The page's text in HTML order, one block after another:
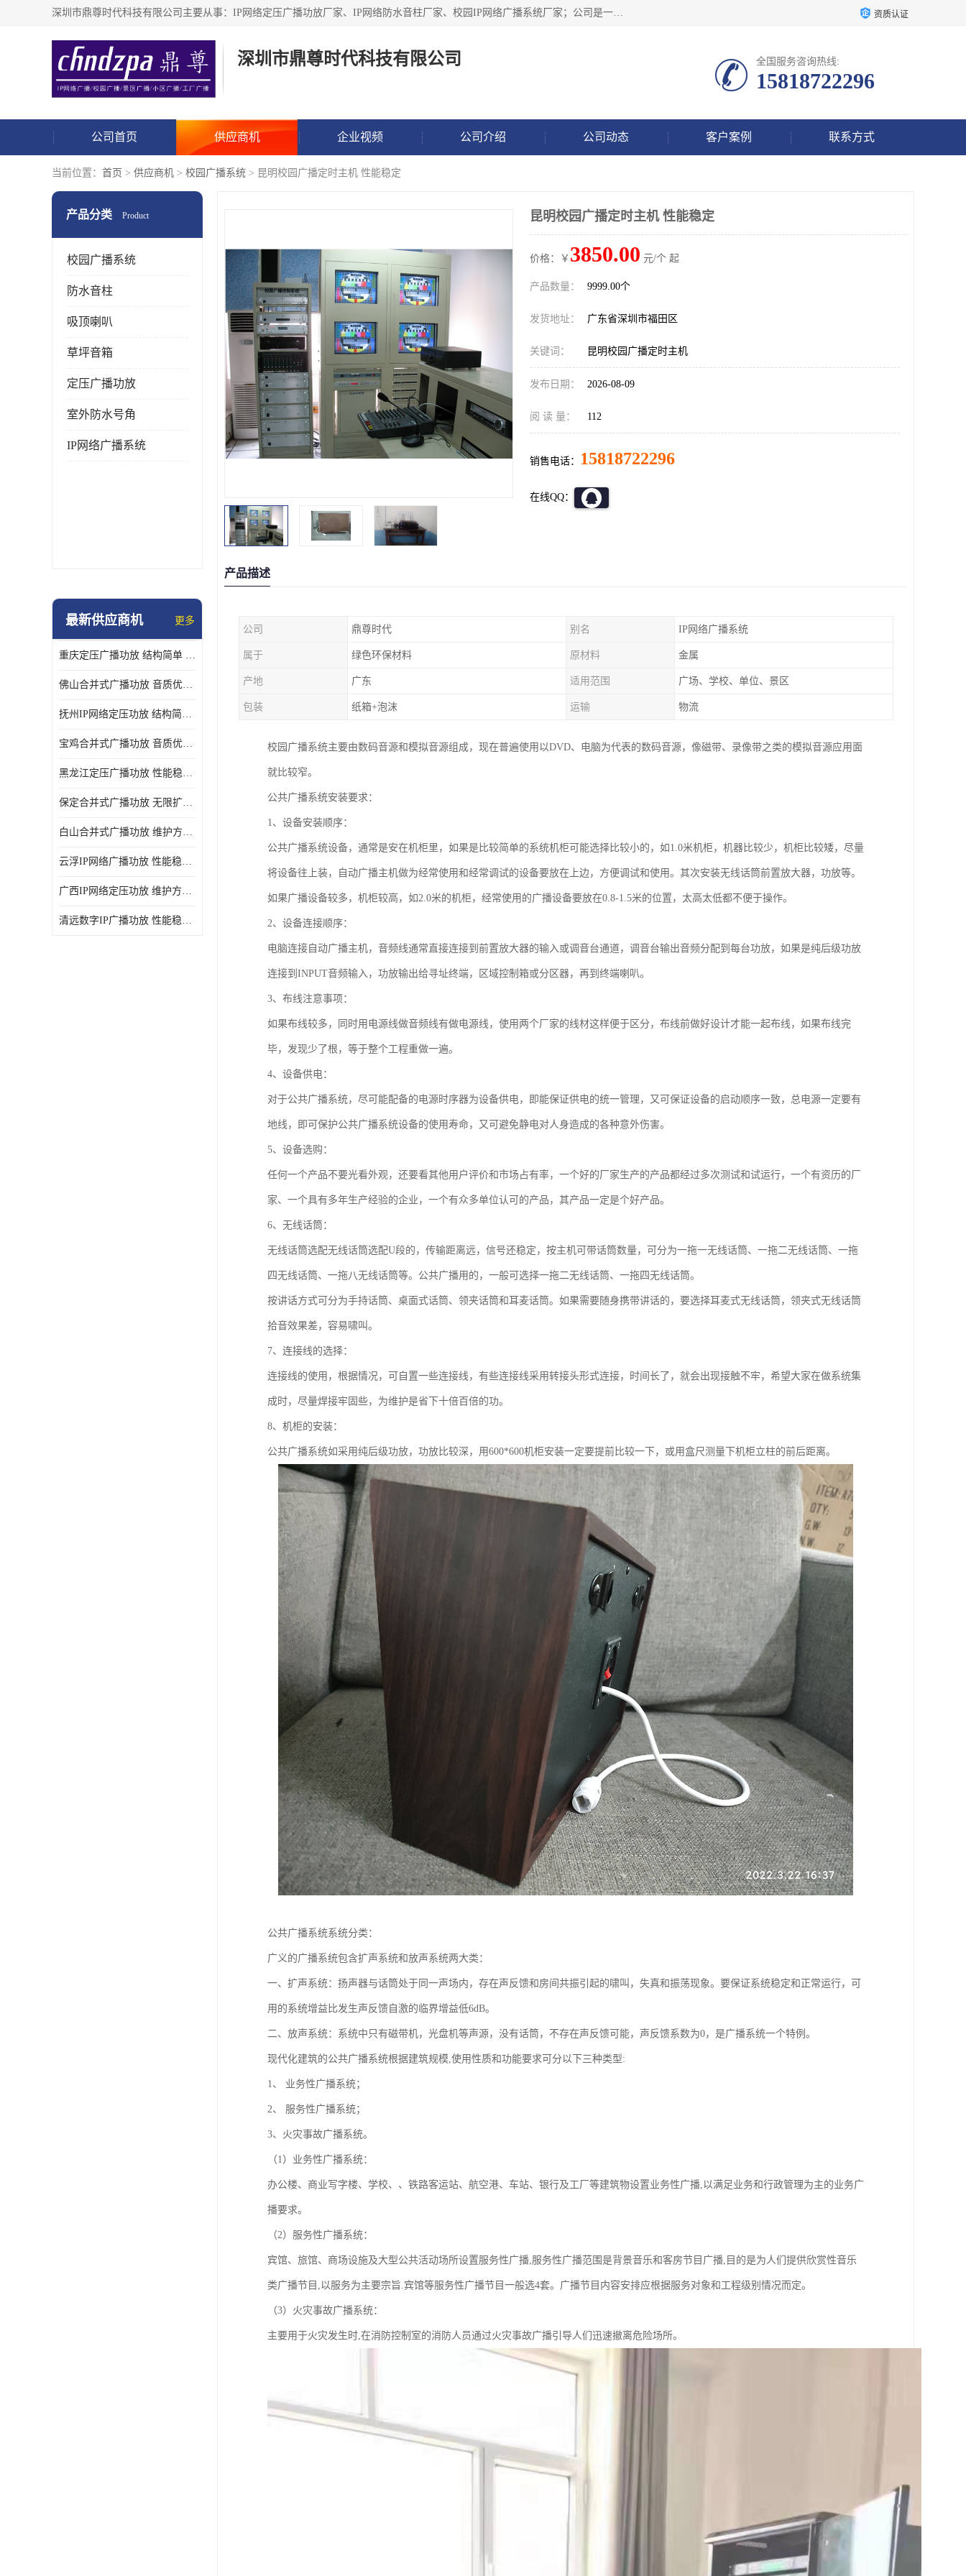
深圳市鼎尊时代科技有限公司主要从事：IP网络定压广播功放厂家、IP网络防水音柱厂家、校园IP网络广播系统厂家；公司是一家集研发、生产、销售公共广播器材于一体的现代电子科技企业。公司成立多年来，本着“自主研发技术、开拓稳定的产品”的宗旨，集多年的行业经验，引航广播行业的迅猛发展，使产品能够适应时代技术发展的需要。 资质认证
深圳市鼎尊时代科技有限公司 全国服务咨询热线:
15818722296
公司首页 供应商机 企业视频 公司介绍 公司动态 客户案例 联系方式
当前位置： 首页 > 供应商机 > 校园广播系统 > 昆明校园广播定时主机 性能稳定
产品分类 Product
校园广播系统
防水音柱
吸顶喇叭
草坪音箱
定压广播功放
室外防水号角
IP网络广播系统
最新供应商机 更多
重庆定压广播功放 结构简单 传输距离远
佛山合并式广播功放 音质优美清晰 输出电压大 电流小
抚州IP网络定压功放 结构简单 多应用于公共场合
宝鸡合并式广播功放 音质优美清晰 维护方便
黑龙江定压广播功放 性能稳定 无限扩容
保定合并式广播功放 无限扩容 设计结构简单
白山合并式广播功放 维护方便 多应用于公共场合
云浮IP网络广播功放 性能稳定 设计结构简单
广西IP网络定压功放 维护方便 多应用于公共场合
清远数字IP广播功放 性能稳定 传输距离远
昆明校园广播定时主机 性能稳定
价格：￥ 3850.00 元/个 起
产品数量： 9999.00个
发货地址： 广东省深圳市福田区
关键词： 昆明校园广播定时主机
发布日期： 2026-08-09
阅 读 量： 112
销售电话： 15818722296
在线QQ：
产品描述
公司 鼎尊时代 别名 IP网络广播系统
属于 绿色环保材料 原材料 金属
产地 广东 适用范围 广场、学校、单位、景区
包装 纸箱+泡沫 运输 物流
校园广播系统主要由数码音源和模拟音源组成，现在普遍使用以DVD、电脑为代表的数码音源，像磁带、录像带之类的模拟音源应用面
就比较窄。
公共广播系统安装要求：
1、设备安装顺序：
公共广播系统设备，通常是安在机柜里，如果是比较简单的系统机柜可能选择比较小的，如1.0米机柜，机器比较少，机柜比较矮，尽量
将设备往上装，自动广播主机做为经常使用和经常调试的设备要放在上边，方便调试和使用。其次安装无线话筒前置放大器，功放等。
如果广播设备较多，机柜较高，如2.0米的机柜，经常使用的广播设备要放在0.8-1.5米的位置，太高太低都不便于操作。
2、设备连接顺序：
电脑连接自动广播主机，音频线通常直接连接到前置放大器的输入或调音台通道，调音台输出音频分配到每台功放，如果是纯后级功放
连接到INPUT音频输入，功放输出给寻址终端，区域控制箱或分区器，再到终端喇叭。
3、布线注意事项：
如果布线较多，同时用电源线做音频线有做电源线，使用两个厂家的线材这样便于区分，布线前做好设计才能一起布线，如果布线完
毕，发现少了根，等于整个工程重做一遍。
4、设备供电：
对于公共广播系统，尽可能配备的电源时序器为设备供电，即能保证供电的统一管理，又可保证设备的启动顺序一致，总电源一定要有
地线，即可保护公共广播系统设备的使用寿命，又可避免静电对人身造成的各种意外伤害。
5、设备选购：
任何一个产品不要光看外观，还要看其他用户评价和市场占有率，一个好的厂家生产的产品都经过多次测试和试运行，一个有资历的厂
家、一个具有多年生产经验的企业，一个有众多单位认可的产品，其产品一定是个好产品。
6、无线话筒：
无线话筒选配无线话筒选配U段的，传输距离远，信号还稳定，按主机可带话筒数量，可分为一拖一无线话筒、一拖二无线话筒、一拖
四无线话筒、一拖八无线话筒等。公共广播用的，一般可选择一拖二无线话筒、一拖四无线话筒。
按讲话方式可分为手持话筒、桌面式话筒、领夹话筒和耳麦话筒。如果需要随身携带讲话的，要选择耳麦式无线话筒，领夹式无线话筒
拾音效果差，容易啸叫。
7、连接线的选择：
连接线的使用，根据情况，可自置一些连接线，有些连接线采用转接头形式连接，时间长了，就会出现接触不牢，希望大家在做系统集
成时，尽量焊接牢固些，为维护是省下十倍百倍的功。
8、机柜的安装：
公共广播系统如采用纯后级功放，功放比较深，用600*600机柜安装一定要提前比较一下，或用盒尺测量下机柜立柱的前后距离。
公共广播系统系统分类：
广义的广播系统包含扩声系统和放声系统两大类：
一、扩声系统：扬声器与话筒处于同一声场内，存在声反馈和房间共振引起的啸叫，失真和振荡现象。要保证系统稳定和正常运行，可
用的系统增益比发生声反馈自激的临界增益低6dB。
二、放声系统：系统中只有磁带机，光盘机等声源，没有话筒，不存在声反馈可能，声反馈系数为0，是广播系统一个特例。
现代化建筑的公共广播系统根据建筑规模,使用性质和功能要求可分以下三种类型:
1、 业务性广播系统；
2、 服务性广播系统；
3、火灾事故广播系统。
（1）业务性广播系统：
办公楼、商业写字楼、学校、、铁路客运站、航空港、车站、银行及工厂等建筑物设置业务性广播,以满足业务和行政管理为主的业务广
播要求。
（2）服务性广播系统：
宾馆、旅馆、商场设施及大型公共活动场所设置服务性广播,服务性广播范围是背景音乐和客房节目广播,目的是为人们提供欣赏性音乐
类广播节目,以服务为主要宗旨.宾馆等服务性广播节目一般选4套。广播节目内容安排应根据服务对象和工程级别情况而定。
（3）火灾事故广播系统：
主要用于火灾发生时,在消防控制室的消防人员通过火灾事故广播引导人们迅速撤离危险场所。